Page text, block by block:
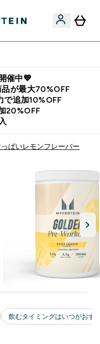
催中💙
が最大70%OFF
で追加10%OFF
20%OFF
ぱいレモンフレーバー